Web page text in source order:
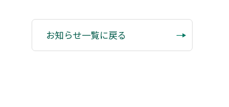
お知らせ一覧に戻る